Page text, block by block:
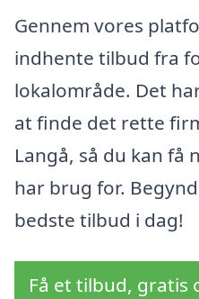
Gennem vores
indhente tilbud fra
lokalområde. Det
at finde det rette
Langå, så du kan få
har brug for.
bedste tilbud i dag!
Få et tilbud, gratis